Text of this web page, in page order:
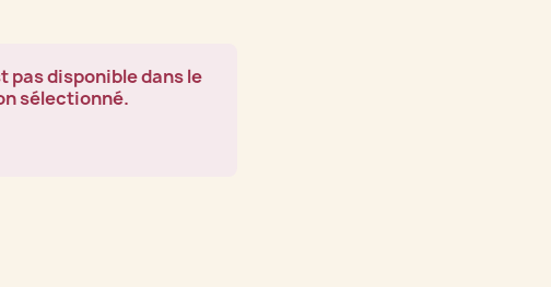
pas disponible dans le
sélectionné.